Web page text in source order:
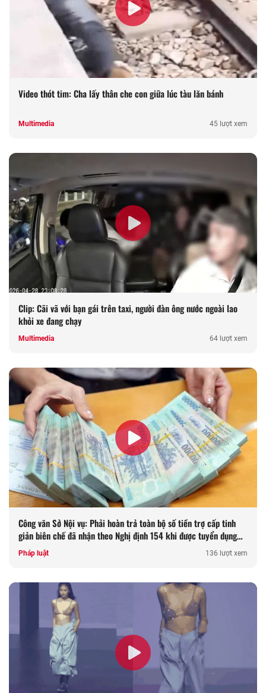
Video thót tim: Cha lấy thân che con giữa lúc tàu lăn bánh
Multimedia 45 lượt xem
Clip: Cãi vã với bạn gái trên taxi, người đàn ông nước ngoài lao
khỏi xe đang chạy
Multimedia 64 lượt xem
Công văn Sở Nội vụ: Phải hoàn trả toàn bộ số tiền trợ cấp tinh
giản biên chế đã nhận theo Nghị định 154 khi được tuyển dụng
lại là nội dung được quán triệt tại Công văn 4214, chi tiết thế
nào?
Pháp luật 136 lượt xem